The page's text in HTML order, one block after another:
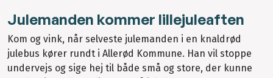
Julemanden kommer lillejuleaften
Kom og vink, når selveste julemanden i en knaldrød
julebus kører rundt i Allerød Kommune. Han vil stoppe
undervejs og sige hej til både små og store, der kunne